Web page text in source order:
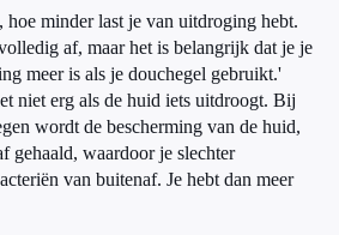
minder last je van uitdroging hebt.
af, maar het is belangrijk dat je je
meer is als je douchegel gebruikt.'
niet erg als de huid iets uitdroogt. Bij
wordt de bescherming van de huid,
gehaald, waardoor je slechter
van buitenaf. Je hebt dan meer